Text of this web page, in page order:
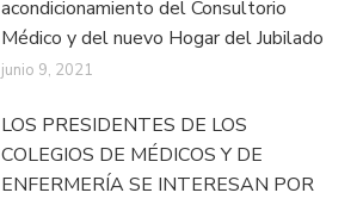
acondicionamiento del Consultorio
Médico y del nuevo Hogar del Jubilado
junio 9, 2021
LOS PRESIDENTES DE LOS
COLEGIOS DE MÉDICOS Y DE
ENFERMERÍA SE INTERESAN POR